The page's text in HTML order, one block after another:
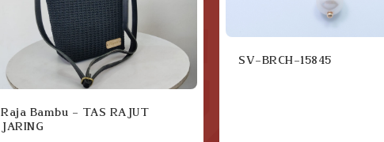
Raja Bambu - TAS RAJUT
JARING
SV-BRCH-15845